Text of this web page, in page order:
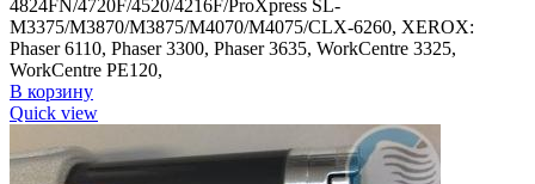
4824FN/4720F/4520/4216F/ProXpress SL-
M3375/M3870/M3875/M4070/M4075/CLX-6260, XEROX:
Phaser 6110, Phaser 3300, Phaser 3635, WorkCentre 3325,
WorkCentre PE120,
В корзину
Quick view